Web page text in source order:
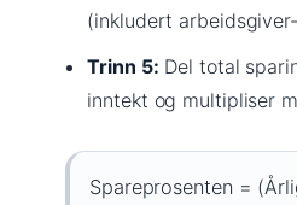
(inkludert
Trinn 5: Del total
inntekt og multipliser
Spareprosenten =